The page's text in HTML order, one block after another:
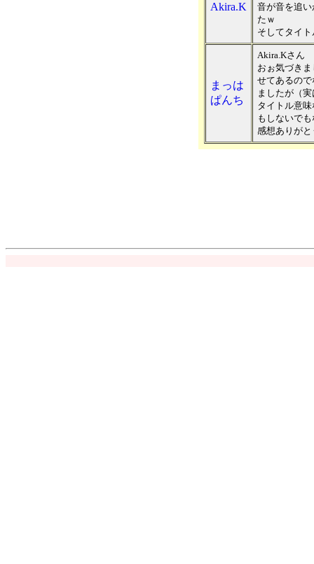
Akira.K
音が音を追
たｗ
そしてタイ
まっは
ぱんち
Akira.Kさん
おぉ気づき
せてあるの
ましたが（
タイトル意
もしないで
感想ありがと